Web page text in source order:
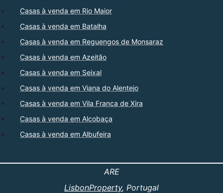
Casas à venda em Rio Maior
Casas à venda em Batalha
Casas à venda em Reguengos de Monsaraz
Casas à venda em Azeitão
Casas à venda em Seixal
Casas à venda em Viana do Alentejo
Casas à venda em Vila Franca de Xira
Casas à venda em Alcobaça
Casas à venda em Albufeira
ARE
LisbonProperty, Portugal